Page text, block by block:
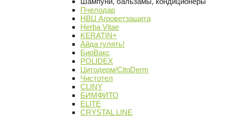
Пчелодар
НВЦ Агроветзащита
Herba Vitae
KERATIN+
Айда гулять!
БиоВакс
POLIDEX
Цитодерм/CitoDerm
Чистотел
CLINY
БИМФИТО
ELITE
CRYSTAL LINE